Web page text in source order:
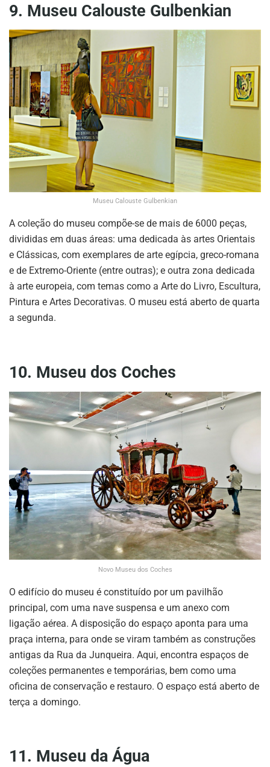
9. Museu Calouste Gulbenkian
Museu Calouste Gulbenkian
A coleção do museu compõe-se de mais de 6000 peças,
divididas em duas áreas: uma dedicada às artes Orientais
e Clássicas, com exemplares de arte egípcia, greco-romana
e de Extremo-Oriente (entre outras); e outra zona dedicada
à arte europeia, com temas como a Arte do Livro, Escultura,
Pintura e Artes Decorativas. O museu está aberto de quarta
a segunda.
10. Museu dos Coches
Novo Museu dos Coches
O edifício do museu é constituído por um pavilhão
principal, com uma nave suspensa e um anexo com
ligação aérea. A disposição do espaço aponta para uma
praça interna, para onde se viram também as construções
antigas da Rua da Junqueira. Aqui, encontra espaços de
coleções permanentes e temporárias, bem como uma
oficina de conservação e restauro. O espaço está aberto de
terça a domingo.
11. Museu da Água